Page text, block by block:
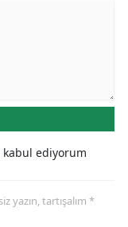
ediyorum
yazın, tartışalım *